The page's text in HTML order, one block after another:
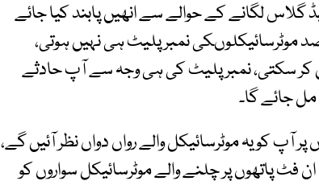
گلاس لگانے کے حوالے سے انھیں پابند کیا جائے
ساتھ عرض کروں گا کہ80 فی صد موٹرسائیکلوںکی نمبر پلیٹ ہی نہیں ہوتی،
سکتی، نمبر پلیٹ کی ہی وجہ سے آپ حادثے
جائے گا۔
آپ کو یہ موٹرسائیکل والے رواں دواں نظر آئیں گے،
پاتھوں پر چلنے والے موٹرسائیکل سواروں کو